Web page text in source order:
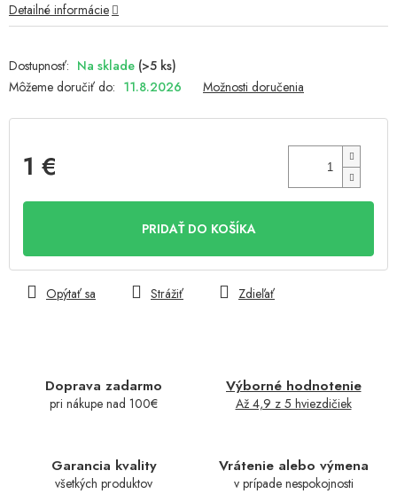
Na sklade (>5 ks)
Môžeme doručiť do: 11.8.2026 Možnosti doručenia
1 €
PRIDAŤ DO KOŠÍKA
Doprava zadarmo
pri nákupe nad 100€
Výborné hodnotenie
Až 4,9 z 5 hviezdičiek
Garancia kvality
všetkých produktov
Vrátenie alebo výmena
v prípade nespokojnosti
Detailné informácie
Opýtať sa Strážiť Zdieľať
hviezdičiek.